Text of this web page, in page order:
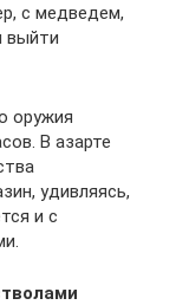
с медведем,
выйти
оружия
В азарте
удивляясь,
и с